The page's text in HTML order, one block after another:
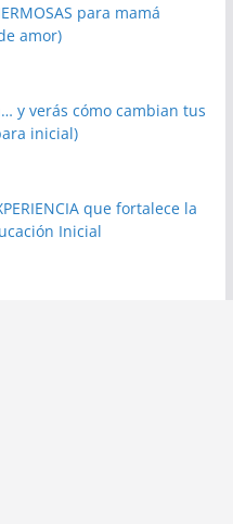
para mamá
amor)
y verás cómo cambian tus
inicial)
que fortalece la
Inicial